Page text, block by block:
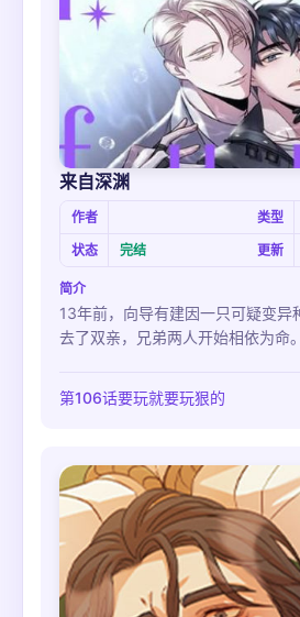
来自深渊
作者 类型
状态
完结 更新
简介
13年前，向导有建因一只可疑变异
去了双亲，兄弟两人开始相依为命
为EREWHOM的向导并服从我的命
第106话要玩就要玩狠的